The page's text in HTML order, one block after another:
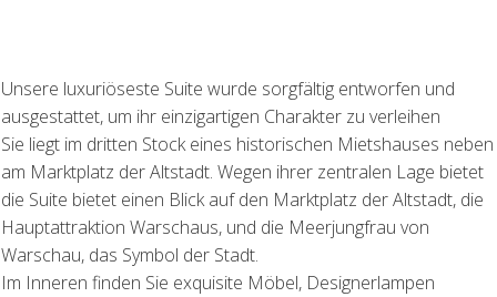
Unsere luxuriöseste Suite wurde sorgfältig entworfen und
ausgestattet, um ihr einzigartigen Charakter zu verleihen
Sie liegt im dritten Stock eines historischen Mietshauses neben
am Marktplatz der Altstadt. Wegen ihrer zentralen Lage bietet
die Suite bietet einen Blick auf den Marktplatz der Altstadt, die
Hauptattraktion Warschaus, und die Meerjungfrau von
Warschau, das Symbol der Stadt.
Im Inneren finden Sie exquisite Möbel, Designerlampen